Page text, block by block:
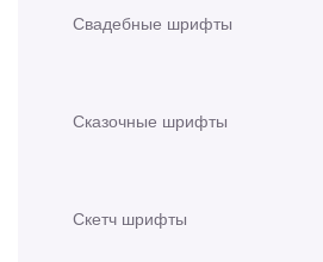
Свадебные шрифты
Сказочные шрифты
Скетч шрифты